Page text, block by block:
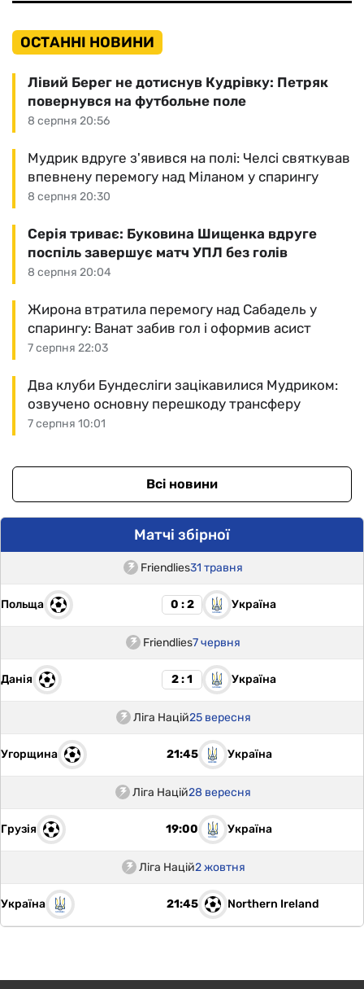
ОСТАННІ НОВИНИ
8 серпня 20:56
Лівий Берег не дотиснув Кудрівку: Петряк
повернувся на футбольне поле
8 серпня 20:30
Мудрик вдруге з'явився на полі: Челсі святкував
впевнену перемогу над Міланом у спарингу
8 серпня 20:04
Серія триває: Буковина Шищенка вдруге
поспіль завершує матч УПЛ без голів
7 серпня 22:03
Жирона втратила перемогу над Сабадель у
спарингу: Ванат забив гол і оформив асист
7 серпня 10:01
Два клуби Бундесліги зацікавилися Мудриком:
озвучено основну перешкоду трансферу
Всі новини
Матчі збірної
Friendlies31 травня
Польща 0 : 2 Україна
Friendlies7 червня
Данія 2 : 1 Україна
Ліга Націй25 вересня
Угорщина 21:45 Україна
Ліга Націй28 вересня
Грузія 19:00 Україна
Ліга Націй2 жовтня
Україна 21:45 Northern Ireland